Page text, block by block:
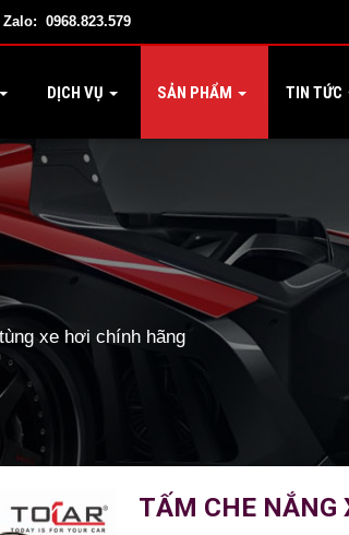
Zalo: 0968.823.579
DỊCH VỤ SẢN PHẨM TIN TỨC
xe hơi chính hãng
TẤM CHE NẮNG